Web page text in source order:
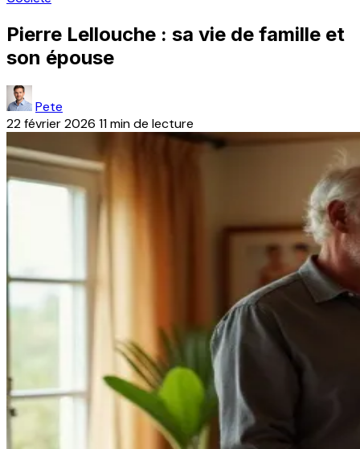
Pierre Lellouche : sa vie de famille et
son épouse
Pete
22 février 2026 11 min de lecture